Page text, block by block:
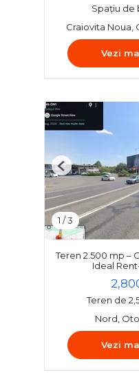
Spațiu de
Craiovita Noua,
Vezi
1 /3
Previous
Teren 2.500 mp –
Ideal
Teren de
Nord,
Vezi